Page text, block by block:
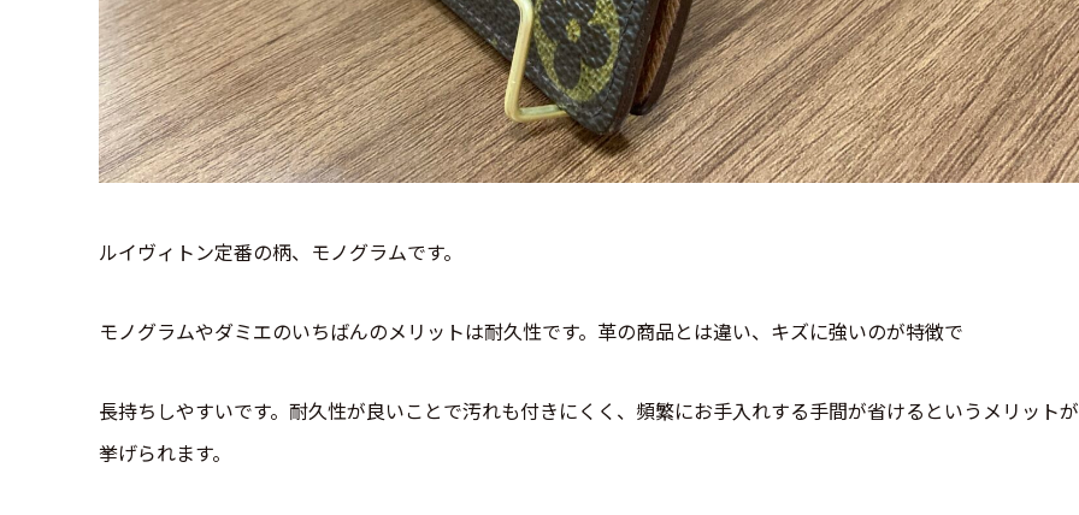
ルイヴィトン定番の柄、モノグラムです。
モノグラムやダミエのいちばんのメリットは耐久性です。革の商品とは違い、キズに強いのが特徴で
長持ちしやすいです。耐久性が良いことで汚れも付きにくく、頻繁にお手入れする手間が省けるというメリットが
挙げられます。